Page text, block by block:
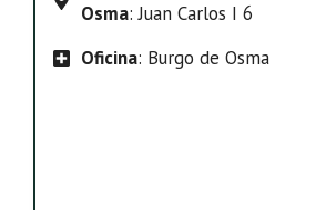
Osma: Juan Carlos I 6
Oficina: Burgo de Osma